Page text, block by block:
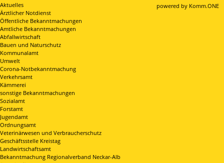
powered by Komm.ONE
Aktuelles
Ärztlicher Notdienst
Öffentliche Bekanntmachungen
Amtliche Bekanntmachungen
Abfallwirtschaft
Bauen und Naturschutz
Kommunalamt
Umwelt
Corona-Notbekanntmachung
Verkehrsamt
Kämmerei
sonstige Bekanntmachungen
Sozialamt
Forstamt
Jugendamt
Ordnungsamt
Veterinärwesen und Verbraucherschutz
Geschäftsstelle Kreistag
Landwirtschaftsamt
Bekanntmachung Regionalverband Neckar-Alb